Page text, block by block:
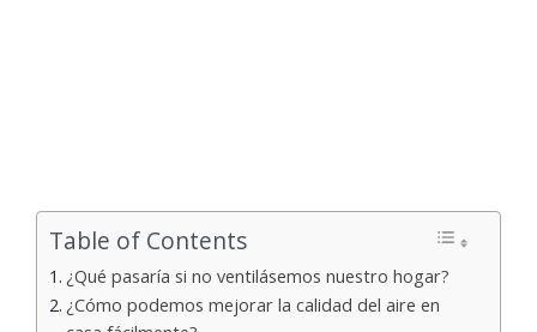
Table of Contents
¿Qué pasaría si no ventilásemos nuestro hogar?
¿Cómo podemos mejorar la calidad del aire en